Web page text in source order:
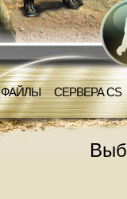
ФАЙЛЫ СЕРВЕРА CS